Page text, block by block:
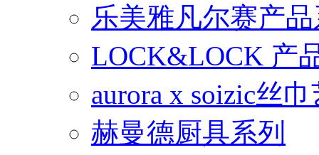
乐美雅凡尔赛产
LOCK&LOCK 产
aurora x soizic丝
赫曼德厨具系列